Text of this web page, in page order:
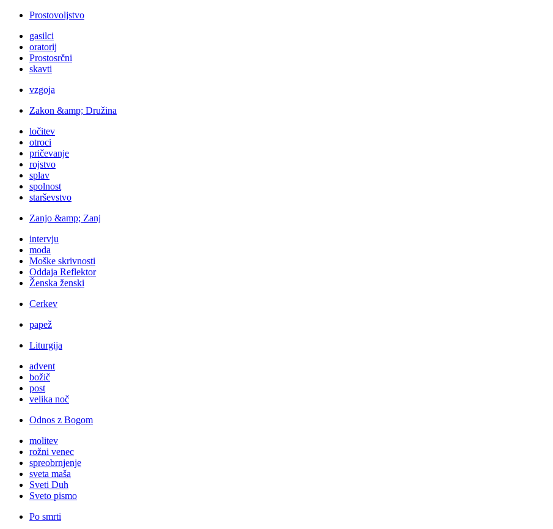
Prostovoljstvo
gasilci
oratorij
Prostosrčni
skavti
vzgoja
Zakon &amp; Družina
ločitev
otroci
pričevanje
rojstvo
splav
spolnost
starševstvo
Zanjo &amp; Zanj
intervju
moda
Moške skrivnosti
Oddaja Reflektor
Ženska ženski
Cerkev
papež
Liturgija
advent
božič
post
velika noč
Odnos z Bogom
molitev
rožni venec
spreobrnjenje
sveta maša
Sveti Duh
Sveto pismo
Po smrti